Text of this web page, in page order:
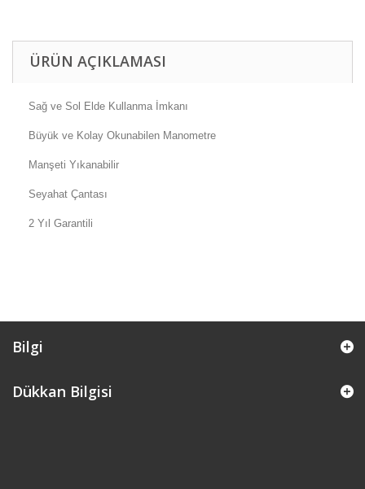
ÜRÜN AÇIKLAMASI
Sağ ve Sol Elde Kullanma İmkanı
Büyük ve Kolay Okunabilen Manometre
Manşeti Yıkanabilir
Seyahat Çantası
2 Yıl Garantili
Bilgi
Dükkan Bilgisi